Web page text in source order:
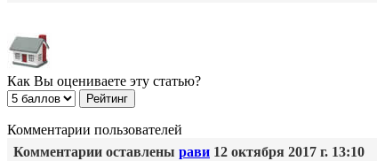
Как Вы оцениваете эту статью?
Комментарии пользователей
Комментарии оставлены рави 12 октября 2017 г. 13:10